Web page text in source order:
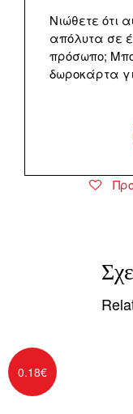
Νιώθετε ότι
απόλυτα σε
πρόσωπο;
δωροκάρτα
0.18€